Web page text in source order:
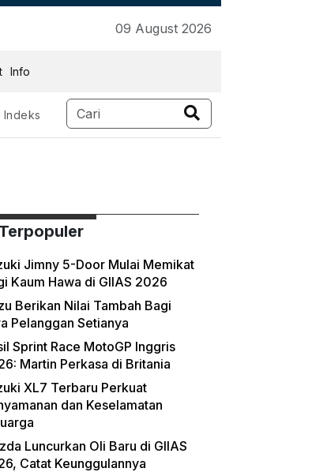
09 August 2026
Info
Indeks
Jimny 5-Door Mulai Memikat
Kaum Hawa di GIIAS 2026
Berikan Nilai Tambah Bagi
Pelanggan Setianya
Sprint Race MotoGP Inggris
Martin Perkasa di Britania
XL7 Terbaru Perkuat
dan Keselamatan
Luncurkan Oli Baru di GIIAS
Catat Keunggulannya